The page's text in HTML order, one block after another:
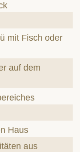
mit Fisch oder
auf dem
Haus
aus